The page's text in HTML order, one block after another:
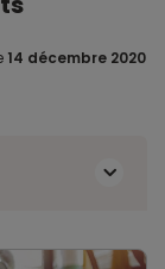
14 décembre 2020